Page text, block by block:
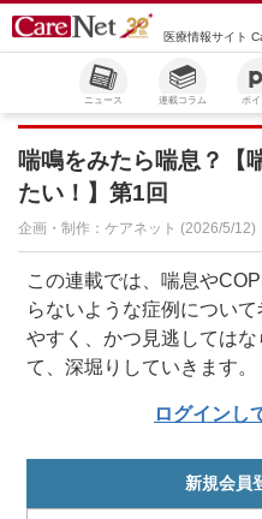
医療情報サイト
ニュース 連載コラム ポイ
喘鳴をみたら喘息？【
たい！】第1回
企画・制作：ケアネット (2026/5/12)
この連載では、喘息や
らないような症例につい
やすく、かつ見逃しては
て、深堀りしていきます。
ログインし
新規会員